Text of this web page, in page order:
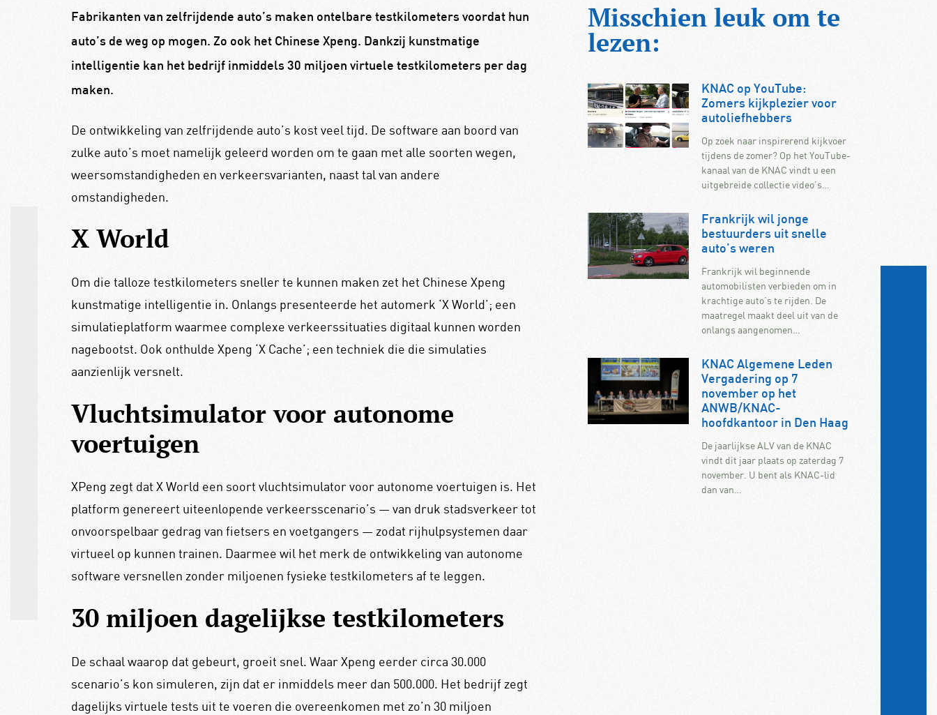
Fabrikanten van zelfrijdende auto’s maken ontelbare testkilometers voordat hun
auto’s de weg op mogen. Zo ook het Chinese Xpeng. Dankzij kunstmatige
intelligentie kan het bedrijf inmiddels 30 miljoen virtuele testkilometers per dag
maken.
De ontwikkeling van zelfrijdende auto’s kost veel tijd. De software aan boord van
zulke auto’s moet namelijk geleerd worden om te gaan met alle soorten wegen,
weersomstandigheden en verkeersvarianten, naast tal van andere
omstandigheden.
X World
Om die talloze testkilometers sneller te kunnen maken zet het Chinese Xpeng
kunstmatige intelligentie in. Onlangs presenteerde het automerk ‘X World’; een
simulatieplatform waarmee complexe verkeerssituaties digitaal kunnen worden
nagebootst. Ook onthulde Xpeng ‘X Cache’; een techniek die die simulaties
aanzienlijk versnelt.
Vluchtsimulator voor autonome
voertuigen
XPeng zegt dat X World een soort vluchtsimulator voor autonome voertuigen is. Het
platform genereert uiteenlopende verkeersscenario’s — van druk stadsverkeer tot
onvoorspelbaar gedrag van fietsers en voetgangers — zodat rijhulpsystemen daar
virtueel op kunnen trainen. Daarmee wil het merk de ontwikkeling van autonome
software versnellen zonder miljoenen fysieke testkilometers af te leggen.
30 miljoen dagelijkse testkilometers
De schaal waarop dat gebeurt, groeit snel. Waar Xpeng eerder circa 30.000
scenario’s kon simuleren, zijn dat er inmiddels meer dan 500.000. Het bedrijf zegt
dagelijks virtuele tests uit te voeren die overeenkomen met zo’n 30 miljoen
Misschien leuk om te
lezen:
KNAC op YouTube:
Zomers kijkplezier voor
autoliefhebbers
Op zoek naar inspirerend kijkvoer
tijdens de zomer? Op het YouTube-
kanaal van de KNAC vindt u een
uitgebreide collectie video’s…
Frankrijk wil jonge
bestuurders uit snelle
auto’s weren
Frankrijk wil beginnende
automobilisten verbieden om in
krachtige auto’s te rijden. De
maatregel maakt deel uit van de
onlangs aangenomen…
KNAC Algemene Leden
Vergadering op 7
november op het
ANWB/KNAC-
hoofdkantoor in Den Haag
De jaarlijkse ALV van de KNAC
vindt dit jaar plaats op zaterdag 7
november. U bent als KNAC-lid
dan van…